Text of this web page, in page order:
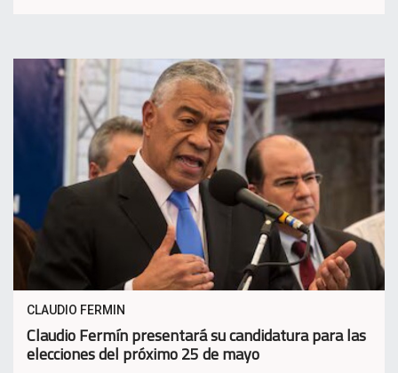
CLAUDIO FERMIN
Claudio Fermín presentará su candidatura para las
elecciones del próximo 25 de mayo